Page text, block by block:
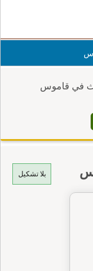
في قاموس
بلا تشكيل